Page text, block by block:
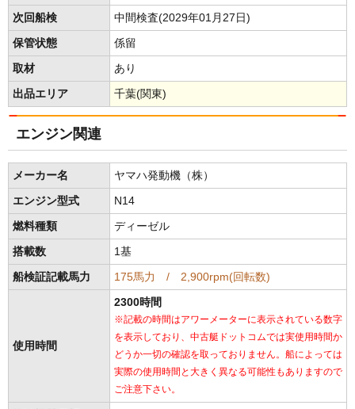
次回船検 中間検査(2029年01月27日)
保管状態 係留
取材 あり
出品エリア 千葉(関東)
エンジン関連
メーカー名 ヤマハ発動機（株）
エンジン型式 N14
燃料種類 ディーゼル
搭載数 1基
船検証記載馬力 175馬力 / 2,900rpm(回転数)
使用時間
2300時間
※記載の時間はアワーメーターに表示されている数字
を表示しており、中古艇ドットコムでは実使用時間か
どうか一切の確認を取っておりません。船によっては
実際の使用時間と大きく異なる可能性もありますので
ご注意下さい。